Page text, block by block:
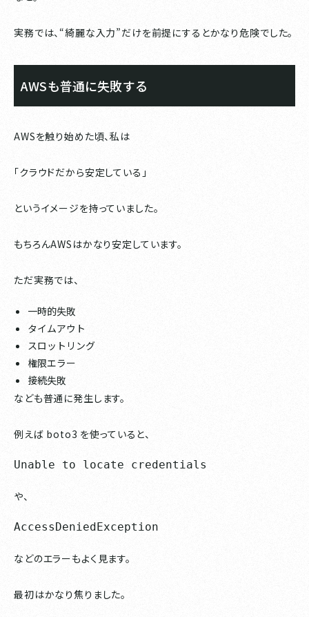
実務では、“綺麗な入力”だけを前提にするとかなり危険でした。
AWSも普通に失敗する
AWSを触り始めた頃、私は
「クラウドだから安定している」
というイメージを持っていました。
もちろんAWSはかなり安定しています。
ただ実務では、
一時的失敗
タイムアウト
スロットリング
権限エラー
接続失敗
なども普通に発生します。
例えば boto3 を使っていると、
Unable to locate credentials
や、
AccessDeniedException
などのエラーもよく見ます。
最初はかなり焦りました。